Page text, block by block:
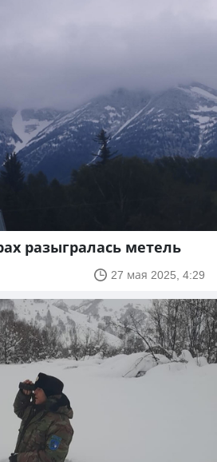
разыгралась метель
27 мая 2025, 4:29